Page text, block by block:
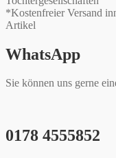
*Kostenfreier Versand
Artikel
WhatsApp
Sie können uns gerne
0178 4555852